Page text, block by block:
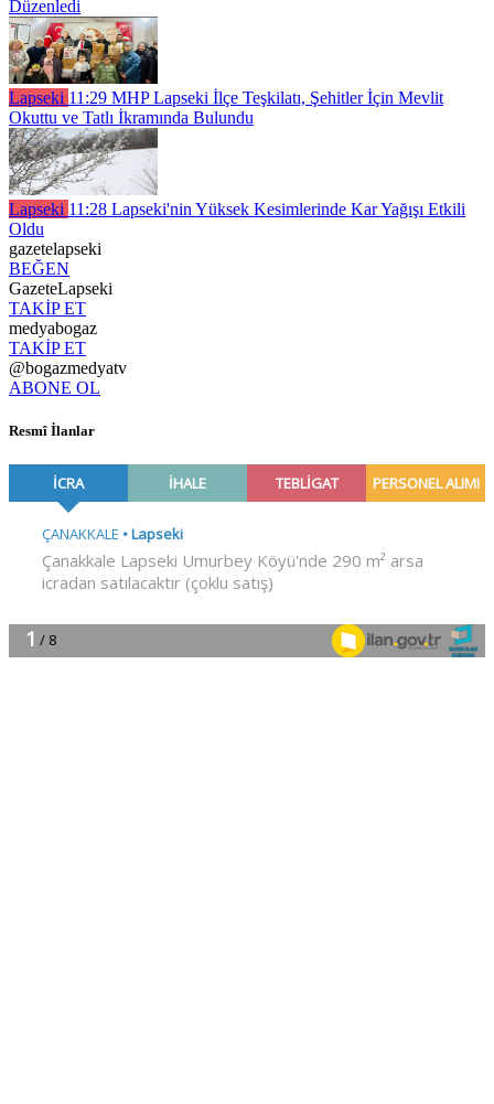
Düzenledi
Lapseki 11:29 MHP Lapseki İlçe Teşkilatı, Şehitler İçin Mevlit
Okuttu ve Tatlı İkramında Bulundu
Lapseki 11:28 Lapseki'nin Yüksek Kesimlerinde Kar Yağışı Etkili
Oldu
gazetelapseki
BEĞEN
GazeteLapseki
TAKİP ET
medyabogaz
TAKİP ET
@bogazmedyatv
ABONE OL
Resmî İlanlar